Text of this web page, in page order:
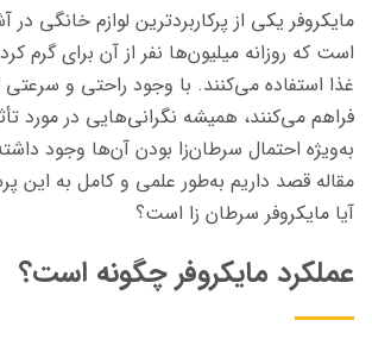
مایکروفر یکی از پرکاربردترین لوازم خانگی
است که روزانه میلیون‌ها نفر از آن برای گرم
غذا استفاده می‌کنند. با وجود راحتی و
فراهم می‌کنند، همیشه نگرانی‌هایی در مورد
به‌ویژه احتمال سرطان‌زا بودن آن‌ها وجود
مقاله قصد داریم به‌طور علمی و کامل به
آیا مایکروفر سرطان‌ زا است؟
عملکرد مایکروفر چگونه است؟